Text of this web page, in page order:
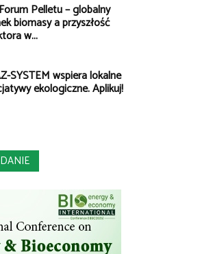
Pelletu – globalny
biomasy a przyszłość
w...
SYSTEM wspiera lokalne
ekologiczne. Aplikuj!